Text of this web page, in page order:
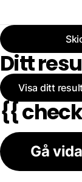
Ditt
Visa ditt
{{
Gå